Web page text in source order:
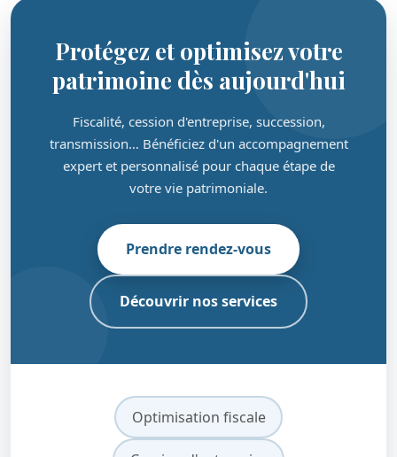
Protégez et optimisez votre
patrimoine dès aujourd'hui
Fiscalité, cession d'entreprise, succession,
transmission… Bénéficiez d'un accompagnement
expert et personnalisé pour chaque étape de
votre vie patrimoniale.
Prendre rendez-vous
Découvrir nos services
Optimisation fiscale